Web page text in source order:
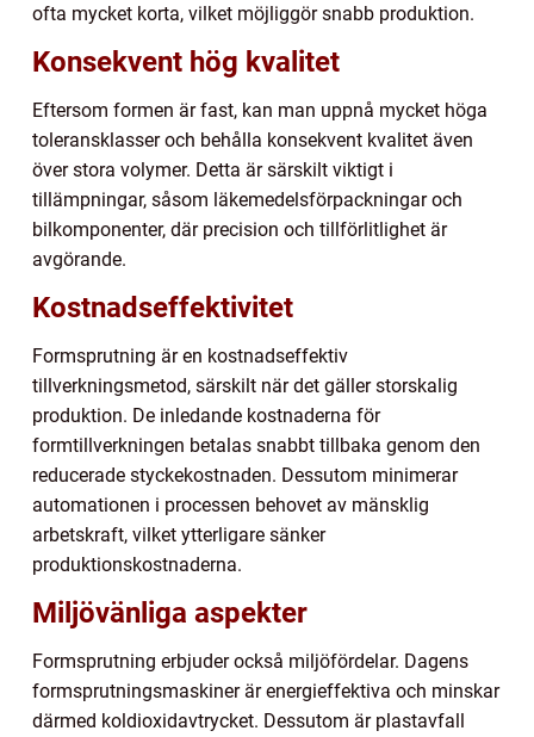
ofta mycket korta, vilket möjliggör snabb produktion.
Konsekvent hög kvalitet
Eftersom formen är fast, kan man uppnå mycket höga
toleransklasser och behålla konsekvent kvalitet även
över stora volymer. Detta är särskilt viktigt i
tillämpningar, såsom läkemedelsförpackningar och
bilkomponenter, där precision och tillförlitlighet är
avgörande.
Kostnadseffektivitet
Formsprutning är en kostnadseffektiv
tillverkningsmetod, särskilt när det gäller storskalig
produktion. De inledande kostnaderna för
formtillverkningen betalas snabbt tillbaka genom den
reducerade styckekostnaden. Dessutom minimerar
automationen i processen behovet av mänsklig
arbetskraft, vilket ytterligare sänker
produktionskostnaderna.
Miljövänliga aspekter
Formsprutning erbjuder också miljöfördelar. Dagens
formsprutningsmaskiner är energieffektiva och minskar
därmed koldioxidavtrycket. Dessutom är plastavfall